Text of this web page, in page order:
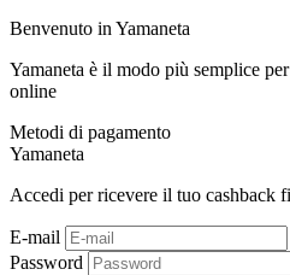
Benvenuto in Yamaneta
Yamaneta è il modo più semplice
online
Metodi di pagamento
Yamaneta
Accedi per ricevere il tuo cashback
E-mail
Password